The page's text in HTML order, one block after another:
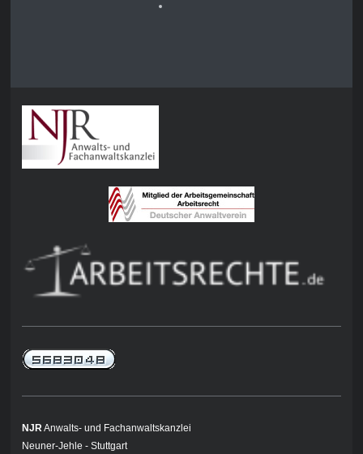
NJR Anwalts- und Fachanwaltskanzlei
Neuner-Jehle - Stuttgart